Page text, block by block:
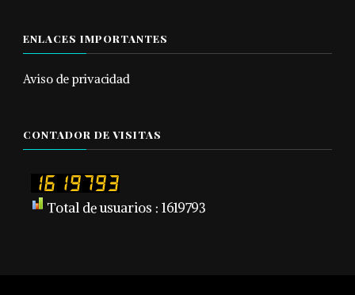
ENLACES IMPORTANTES
Aviso de privacidad
CONTADOR DE VISITAS
Total de usuarios : 1619793